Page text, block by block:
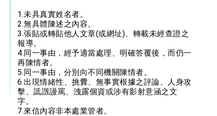
1.未具真實姓名者。
2.無具體陳述之內容。
3.張貼或轉貼他人文章(或網址)、轉載未經查證之
報導。
4.同一事由，經予適當處理、明確答覆後，而仍一
再陳情者。
5.同一事由，分別向不同機關陳情者。
6.出現情緒性、挑釁、無事實根據之評論、人身攻
擊、詆譭謾罵、洩露個資或涉有影射意涵之文
字。
7.來信內容非本處業管者。